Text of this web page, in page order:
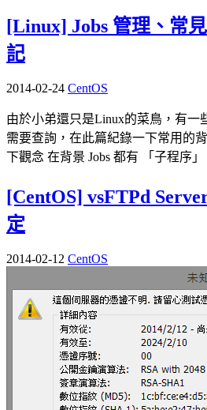
[Linux] Jobs 管理、常
記
2014-02-24 CentOS
由於小弟還只是Linux的菜鳥，有一
需要查詢，在此篇紀錄一下常用的
下觀念 在背景 Jobs 都有 「子程序
[CentOS] vsFTPd
定
2014-02-12 CentOS